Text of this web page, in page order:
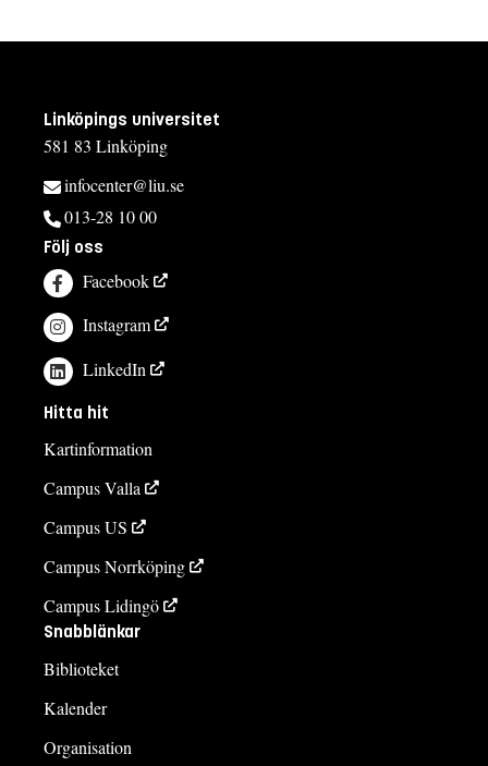
Linköpings universitet
581 83 Linköping
infocenter@liu.se
013-28 10 00
Följ oss
Facebook
Instagram
LinkedIn
Hitta hit
Kartinformation
Campus Valla
Campus US
Campus Norrköping
Campus Lidingö
Snabblänkar
Biblioteket
Kalender
Organisation